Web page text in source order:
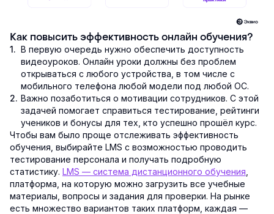
Как повысить эффективность онлайн обучения?
В первую очередь нужно обеспечить доступность
видеоуроков. Онлайн уроки должны без проблем
открываться с любого устройства, в том числе с
мобильного телефона любой модели под любой ОС.
Важно позаботиться о мотивации сотрудников. С этой
задачей помогает справиться тестирование, рейтинги
учеников и бонусы для тех, кто успешно прошёл курс.
Чтобы вам было проще отслеживать эффективность
обучения, выбирайте LMS с возможностью проводить
тестирование персонала и получать подробную
статистику. LMS — система дистанционного обучения
платформа, на которую можно загрузить все учебные
материалы, вопросы и задания для проверки. На рынке
есть множество вариантов таких платформ, каждая —